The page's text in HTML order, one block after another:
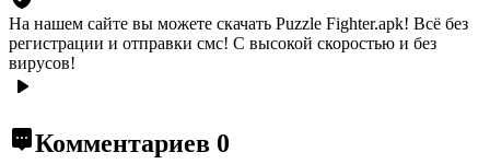
На нашем сайте вы можете скачать Puzzle Fighter.apk! Всё без
регистрации и отправки смс! С высокой скоростью и без
вирусов!
Комментариев 0